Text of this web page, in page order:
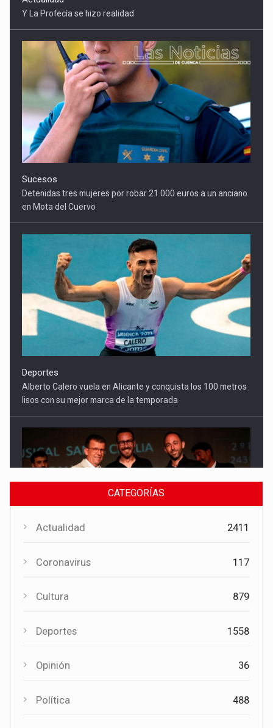
Sucesos
Detenidas tres mujeres por robar 21.000 euros a un anciano
en Mota del Cuervo
Alberto Calero vuela en Alicante y conquista los 100 metros
lisos con su mejor marca de la temporada
El Gobierno regional apoya el Certamen de Bandas de Mota
del Cuervo con 18.000 euros
Cultura
El Certamen "Villa Cervantina" vuelve a situar a Mota del
CATEGORÍAS
Actualidad 2411
Coronavirus 117
Cultura 879
Deportes 1558
Opinión 36
Política 488